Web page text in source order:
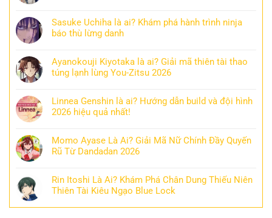
Sasuke Uchiha là ai? Khám phá hành trình ninja
báo thù lừng danh
Ayanokouji Kiyotaka là ai? Giải mã thiên tài thao
túng lạnh lùng You-Zitsu 2026
Linnea Genshin là ai? Hướng dẫn build và đội hình
2026 hiệu quả nhất!
Momo Ayase Là Ai? Giải Mã Nữ Chính Đầy Quyến
Rũ Từ Dandadan 2026
Rin Itoshi Là Ai? Khám Phá Chân Dung Thiếu Niên
Thiên Tài Kiêu Ngạo Blue Lock